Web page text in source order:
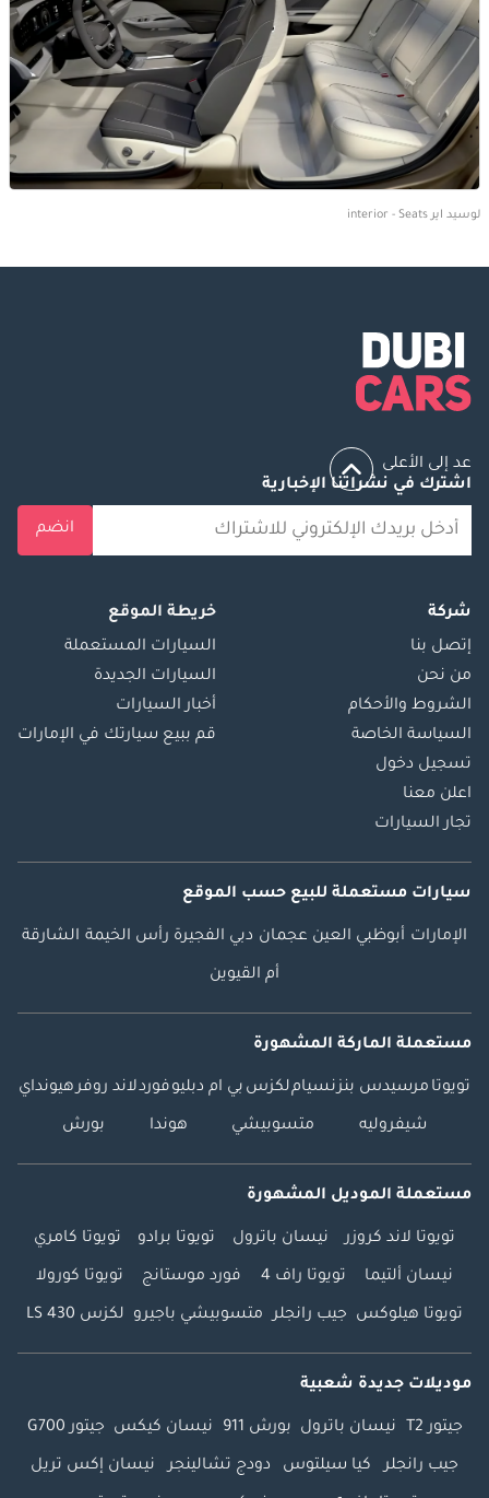
لوسيد اير interior - Seats
عد إلى الأعلى
اشترك في نشراتنا الإخبارية
انضم
شركة
إتصل بنا
من نحن
الشروط والأحكام
السياسة الخاصة
تسجيل دخول
اعلن معنا
تجار السيارات
خريطة الموقع
السيارات المستعملة
السيارات الجديدة
أخبار السيارات
قم ببيع سيارتك في الإمارات
سيارات مستعملة للبيع حسب الموقع
الإمارات أبوظبي العين عجمان دبي الفجيرة رأس الخيمة الشارقة
أم القيوين
مستعملة الماركة المشهورة
تويوتا مرسيدس بنزنسياملكزس بي ام دبليوفوردلاند روفرهيونداي
شيفروليه متسوبيشي هوندا بورش
مستعملة الموديل المشهورة
تويوتا لاند كروزر نيسان باترول تويوتا برادو تويوتا كامري
نيسان ألتيما تويوتا راف 4 فورد موستانج تويوتا كورولا
تويوتا هيلوكس جيب رانجلر متسوبيشي باجيرو لكزس LS 430
موديلات جديدة شعبية
جيتور T2 نيسان باترول بورش 911 نيسان كيكس جيتور G700
جيب رانجلر كيا سيلتوس دودج تشالينجر نيسان إكس تريل